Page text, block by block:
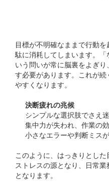
目標が不明確なままで行動
駄に消耗してしまいます。
いう問いが常に脳裏をよぎ
す必要があります。これが
やすくなります。
決断疲れの兆候
シンプルな選択肢でさえ
集中力が失われ、作業の
小さなエラーや判断ミス
このように、はっきりとし
ストレスの源となり、日常
となります。